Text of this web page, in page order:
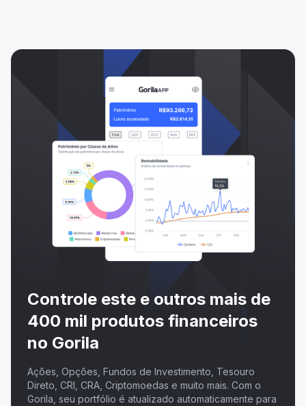
Controle este e outros mais de
400 mil produtos financeiros
no Gorila
Ações, Opções, Fundos de Investimento, Tesouro
Direto, CRI, CRA, Criptomoedas e muito mais. Com o
Gorila, seu portfólio é atualizado automaticamente para